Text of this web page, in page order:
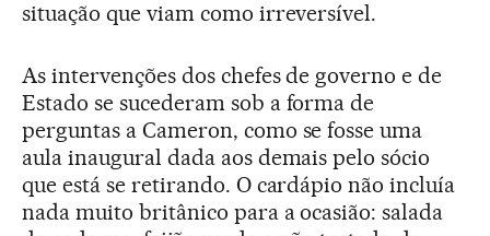
situação que viam como irreversível.
As intervenções dos chefes de governo e de
Estado se sucederam sob a forma de
perguntas a Cameron, como se fosse uma
aula inaugural dada aos demais pelo sócio
que está se retirando. O cardápio não incluía
nada muito britânico para a ocasião: salada